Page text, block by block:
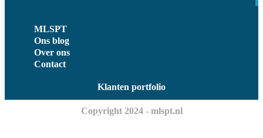
MLSPT
Ons blog
Over ons
Contact
Klanten portfolio
Copyright 2024 - mlspt.nl